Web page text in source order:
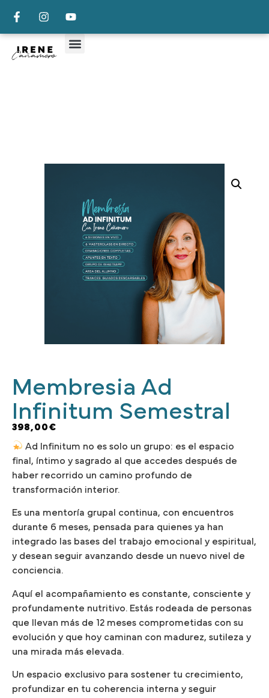
Membresia Ad
Infinitum Semestral
398,00€
Ad Infinitum no es solo un grupo: es el espacio
final, íntimo y sagrado al que accedes después de
haber recorrido un camino profundo de
transformación interior.
Es una mentoría grupal continua, con encuentros
durante 6 meses, pensada para quienes ya han
integrado las bases del trabajo emocional y espiritual,
y desean seguir avanzando desde un nuevo nivel de
conciencia.
Aquí el acompañamiento es constante, consciente y
profundamente nutritivo. Estás rodeada de personas
que llevan más de 12 meses comprometidas con su
evolución y que hoy caminan con madurez, sutileza y
una mirada más elevada.
Un espacio exclusivo para sostener tu crecimiento,
profundizar en tu coherencia interna y seguir